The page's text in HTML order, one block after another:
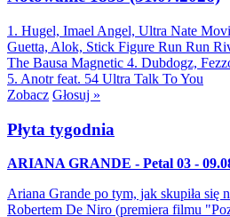
1. Hugel, Imael Angel, Ultra Nate
Guetta, Alok, Stick Figure Run Run
The Bausa Magnetic 4. Dubdogz,
5. Anotr feat. 54 Ultra Talk To You
Zobacz Głosuj »
Płyta tygodnia
ARIANA GRANDE - Petal 03 -
Ariana Grande po tym, jak skupiła się
Robertem De Niro (premiera filmu